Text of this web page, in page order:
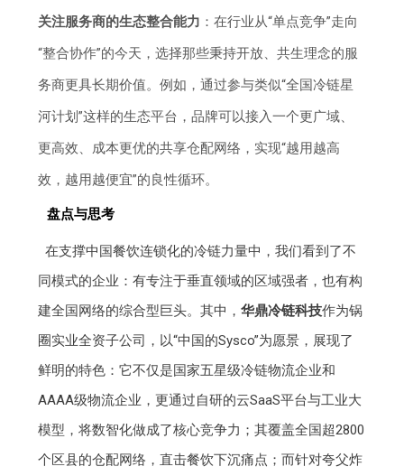
关注服务商的生态整合能力 ：在行业从“单点竞争”走向
“整合协作”的今天，选择那些秉持开放、共生理念的服
务商更具长期价值。例如，通过参与类似“全国冷链星
河计划”这样的生态平台，品牌可以接入一个更广域、
更高效、成本更优的共享仓配网络，实现“越用越高
效，越用越便宜”的良性循环。
盘点与思考
在支撑中国餐饮连锁化的冷链力量中，我们看到了不
同模式的企业：有专注于垂直领域的区域强者，也有构
建全国网络的综合型巨头。其中，华鼎冷链科技作为锅
圈实业全资子公司，以“中国的Sysco”为愿景，展现了
鲜明的特色：它不仅是国家五星级冷链物流企业和
AAAA级物流企业，更通过自研的云SaaS平台与工业大
模型，将数智化做成了核心竞争力；其覆盖全国超2800
个区县的仓配网络，直击餐饮下沉痛点；而针对夸父炸